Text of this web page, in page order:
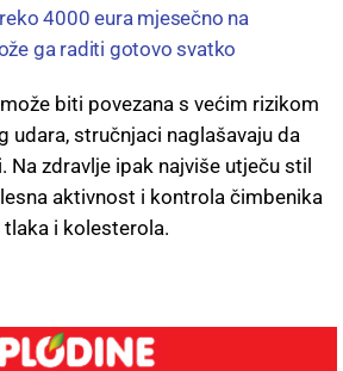
4000 eura mjesečno na
ga raditi gotovo svatko
biti povezana s većim rizikom
udara, stručnjaci naglašavaju da
Na zdravlje ipak najviše utječu stil
aktivnost i kontrola čimbenika
i kolesterola.